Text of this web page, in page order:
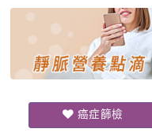
癌症篩檢